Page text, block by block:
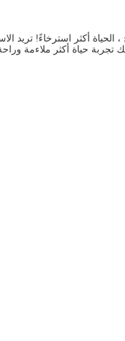
، الحياة أكثر استرخاءً! تريد
تجربة حياة أكثر ملاءمة